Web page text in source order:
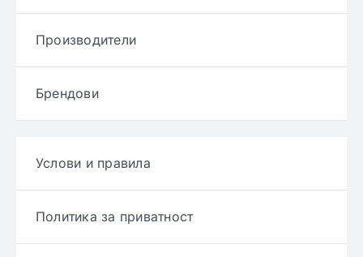
Производители
Брендови
Услови и правила
Политика за приватност